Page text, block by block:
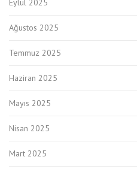
Ağustos 2025
Temmuz 2025
Haziran 2025
Mayıs 2025
Nisan 2025
Mart 2025